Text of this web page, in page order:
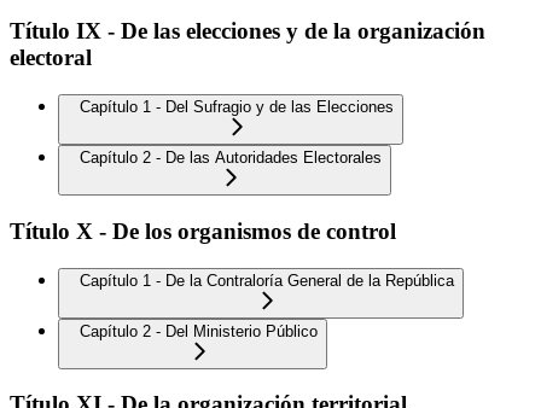
Título IX - De las elecciones y de la organización
electoral
Capítulo 1 - Del Sufragio y de las Elecciones
Capítulo 2 - De las Autoridades Electorales
Título X - De los organismos de control
Capítulo 1 - De la Contraloría General de la República
Capítulo 2 - Del Ministerio Público